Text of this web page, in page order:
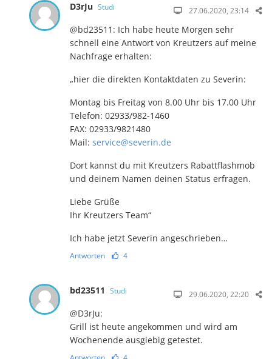
D3rJu Studi 27.06.2020, 23:14
@bd23511: Ich habe heute Morgen sehr
schnell eine Antwort von Kreutzers auf meine
Nachfrage erhalten:
„hier die direkten Kontaktdaten zu Severin:
Montag bis Freitag von 8.00 Uhr bis 17.00 Uhr
Telefon: 02933/982-1460
FAX: 02933/9821480
Mail: service@severin.de
Dort kannst du mit Kreutzers Rabattflashmob
und deinem Namen deinen Status erfragen.
Liebe Grüße
Ihr Kreutzers Team“
Ich habe jetzt Severin angeschrieben…
Antworten 4
bd23511 Studi 29.06.2020, 22:20
@D3rJu:
Grill ist heute angekommen und wird am
Wochenende ausgiebig getestet.